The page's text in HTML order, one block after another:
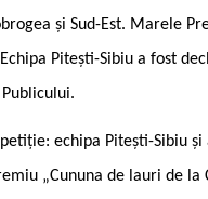
și Sud-Est. Marele
Pitești-Sibiu a fost
echipa Pitești-Sibiu
„Cununa de lauri de